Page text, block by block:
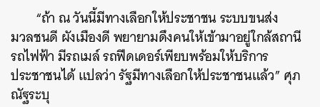
“ถ้า ณ วันนี้มีทางเลือกให้ประชาชน ระบบขนส่ง
มวลชนดี ผังเมืองดี พยายามดึงคนให้เข้ามาอยู่ใกล้สถานี
รถไฟฟ้า มีรถเมล์ รถฟีดเดอร์เพียบพร้อมให้บริการ
ประชาชนได้ แปลว่า รัฐมีทางเลือกให้ประชาชนแล้ว” ศุภ
ณัฐระบุ